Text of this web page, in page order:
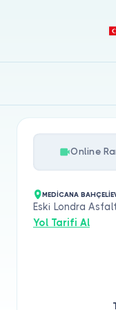
Online
MEDİCANA
Eski Londra
Yol Tarifi Al